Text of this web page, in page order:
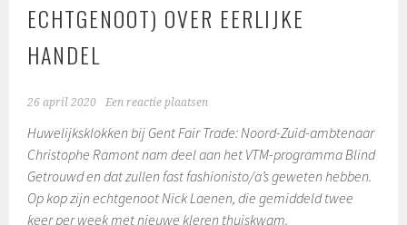
ECHTGENOOT) OVER EERLIJKE
HANDEL
26 april 2020 Een reactie plaatsen
Huwelijksklokken bij Gent Fair Trade: Noord-Zuid-ambtenaar
Christophe Ramont nam deel aan het VTM-programma Blind
Getrouwd en dat zullen fast fashionisto/a’s geweten hebben.
Op kop zijn echtgenoot Nick Laenen, die gemiddeld twee
keer per week met nieuwe kleren thuiskwam.